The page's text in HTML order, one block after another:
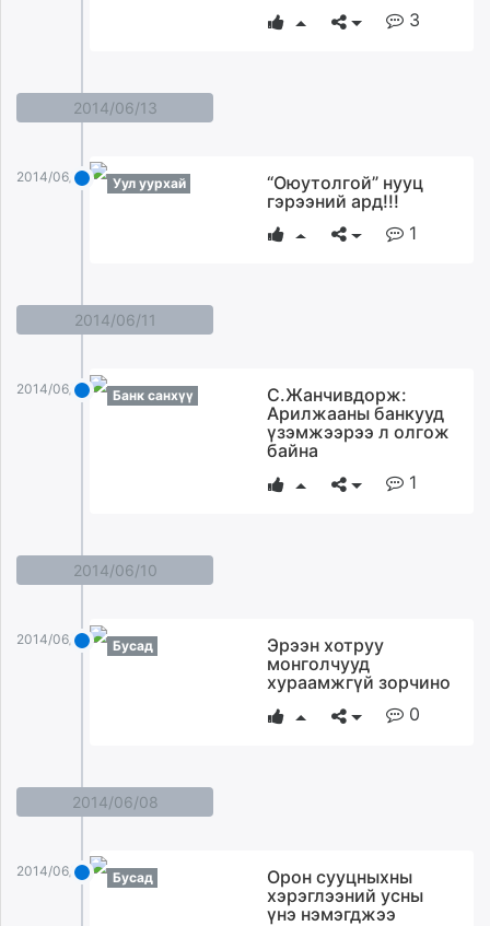
3
2014/06/13
2014/06/13 Уул уурхай
“Оюутолгой” нууц
гэрээний ард!!!
1
2014/06/11
2014/06/11 Банк санхүү
С.Жанчивдорж:
Арилжааны банкууд
үзэмжээрээ л олгож
байна
1
2014/06/10
2014/06/10 Бусад
Эрээн хотруу
монголчууд
хураамжгүй зорчино
0
2014/06/08
2014/06/08 Бусад
Орон сууцныхны
хэрэглээний усны
үнэ нэмэгджээ